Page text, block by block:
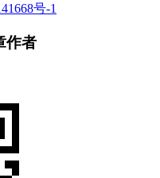
号-1
作者